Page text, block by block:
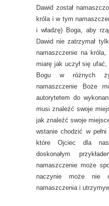
Dawid został
króla i w tym
i władzę) Boga, aby
Dawid nie zatrzymał
namaszczenie na
miarę jak uczył się
Bogu w różnych
namaszczenie Boże
autorytetem do
musi znaleźć swoje
jak znaleźć swoje
wstanie chodzić w
które Ojciec dla
doskonałym
namaszczenie może
naczynie może nie
namaszczenia i